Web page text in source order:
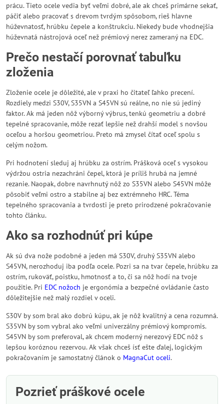
prácu. Tieto ocele vedia byť veľmi dobré, ale ak chceš primárne sekať,
páčiť alebo pracovať s drevom tvrdým spôsobom, rieš hlavne
húževnatosť, hrúbku čepele a konštrukciu. Niekedy bude vhodnejšia
húževnatá nástrojová oceľ než prémiový nerez zameraný na EDC.
Prečo nestačí porovnať tabuľku
zloženia
Zloženie ocele je dôležité, ale v praxi ho čitateľ ľahko precení.
Rozdiely medzi S30V, S35VN a S45VN sú reálne, no nie sú jediný
faktor. Ak má jeden nôž výborný výbrus, tenkú geometriu a dobré
tepelné spracovanie, môže rezať lepšie než drahší model s novšou
oceľou a horšou geometriou. Preto má zmysel čítať oceľ spolu s
celým nožom.
Pri hodnotení sleduj aj hrúbku za ostrím. Prášková oceľ s vysokou
výdržou ostria nezachráni čepel, ktorá je príliš hrubá na jemné
rezanie. Naopak, dobre navrhnutý nôž zo S35VN alebo S45VN môže
pôsobiť veľmi ostro a stabilne aj bez extrémneho HRC. Téma
tepelného spracovania a tvrdosti je preto prirodzené pokračovanie
tohto článku.
Ako sa rozhodnúť pri kúpe
Ak sú dva nože podobné a jeden má S30V, druhý S35VN alebo
S45VN, nerozhoduj iba podľa ocele. Pozri sa na tvar čepele, hrúbku za
ostrím, rukoväť, poistku, hmotnosť a to, či sa nôž hodí na tvoje
použitie. Pri EDC nožoch je ergonómia a bezpečné ovládanie často
dôležitejšie než malý rozdiel v oceli.
S30V by som bral ako dobrú kúpu, ak je nôž kvalitný a cena rozumná.
S35VN by som vybral ako veľmi univerzálny prémiový kompromis.
S45VN by som preferoval, ak chcem moderný nerezový EDC nôž s
lepšou koróznou rezervou. Ak však chceš ísť ešte ďalej, logickým
pokračovaním je samostatný článok o MagnaCut oceli.
Pozrieť práškové ocele